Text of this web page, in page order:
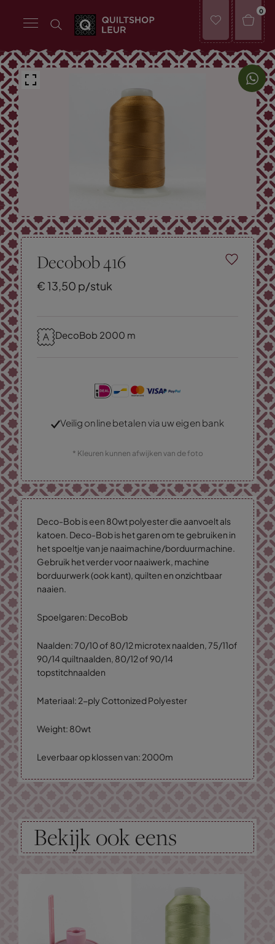
0
Decobob 416
€13,50 p/stuk
DecoBob 2000 m
Veilig online betalen via uw eigen bank
* Kleuren kunnen afwijken van de foto
Deco-Bob is een 80wt polyester die aanvoelt als
katoen. Deco-Bob is het garen om te gebruiken in
het spoeltje van je naaimachine/borduurmachine.
Gebruik het verder voor naaiwerk, machine
borduurwerk (ook kant), quilten en onzichtbaar
naaien.
Spoelgaren: DecoBob
Naalden: 70/10 of 80/12 microtex naalden, 75/11of
90/14 quiltnaalden, 80/12 of 90/14
topstitchnaalden
Materiaal: 2-ply Cottonized Polyester
Weight: 80wt
Leverbaar op klossen van: 2000m
Bekijk ook eens